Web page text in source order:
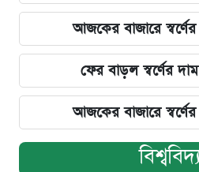
আজকের বাজারে
ফের বাড়ল স্বর্ণের
আজকের বাজারে